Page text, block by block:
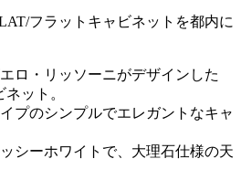
フラットキャビネットを都内に
ロ・リッソーニがデザインした
ット。
プのシンプルでエレガントなキャ
シーホワイトで、大理石仕様の天